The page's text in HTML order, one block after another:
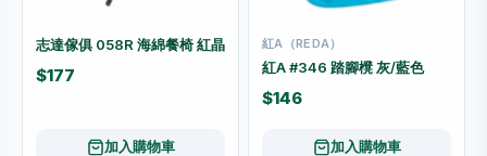
志達傢俱 058R 海綿餐椅 紅晶
$177
加入購物車
紅A（REDA）
紅A #346 踏腳櫈 灰/藍色
$146
加入購物車